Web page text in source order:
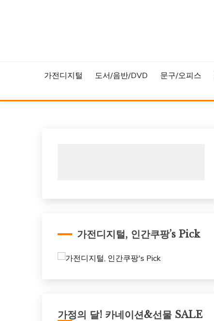
가전디지털 도서/음반/DVD 문구/오피스
가전디지털, 인간쿠팡’s Pick
가정의 달! 카네이션&선물 SALE